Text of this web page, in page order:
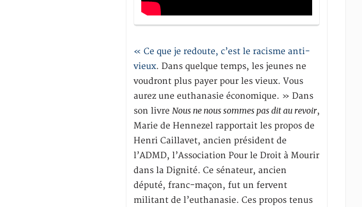
« Ce que je redoute, c’est le racisme anti-
vieux. Dans quelque temps, les jeunes ne
voudront plus payer pour les vieux. Vous
aurez une euthanasie économique. » Dans
son livreNous ne nous sommes pas dit au revoir,
Marie de Hennezel rapportait les propos de
Henri Caillavet, ancien président de
l’ADMD, l’Association Pour le Droit à Mourir
dans la Dignité. Ce sénateur, ancien
député, franc-maçon, fut un fervent
militant de l’euthanasie. Ces propos tenus